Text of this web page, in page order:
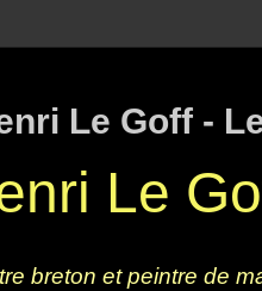
Le
breton et peintre de